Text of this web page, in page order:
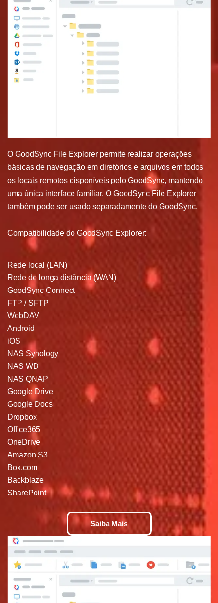
O GoodSync File Explorer permite realizar operações
básicas de navegação em diretórios e arquivos em todos
os locais remotos disponíveis pelo GoodSync, mantendo
uma única interface familiar. O GoodSync File Explorer
também pode ser usado separadamente do GoodSync.
Compatibilidade do GoodSync Explorer:
Rede local (LAN)
Rede de longa distância (WAN)
GoodSync Connect
FTP / SFTP
WebDAV
Android
iOS
NAS Synology
NAS WD
NAS QNAP
Google Drive
Google Docs
Dropbox
Office365
OneDrive
Amazon S3
Box.com
Backblaze
SharePoint
Saiba Mais